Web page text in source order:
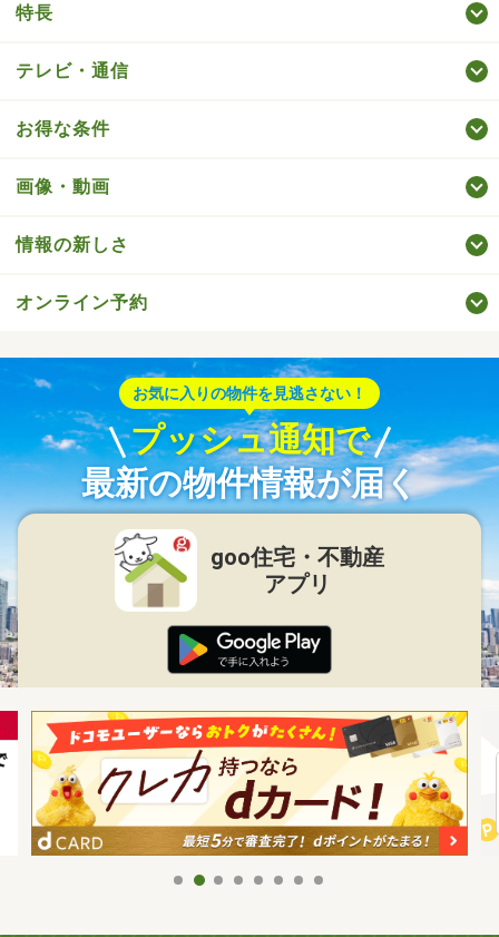
特長
テレビ・通信
お得な条件
画像・動画
情報の新しさ
オンライン予約
お気に入りの物件を見逃さない！
プッシュ通知で
最新の物件情報が届く
goo住宅・不動産
アプリ